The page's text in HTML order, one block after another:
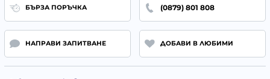
БЪРЗА ПОРЪЧКА (0879) 801 808
НАПРАВИ ЗАПИТВАНЕ ДОБАВИ В ЛЮБИМИ